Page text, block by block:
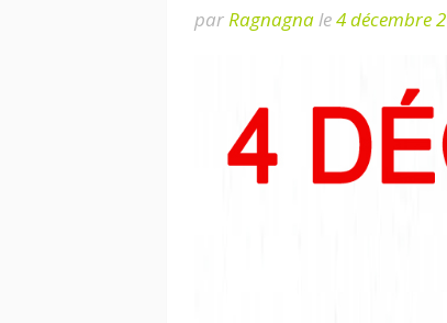
parRagnagnale4 décembre